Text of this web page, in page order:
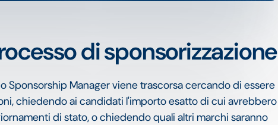
di sponsorizzazione
Sponsorship Manager viene trascorsa cercando di essere
chiedendo ai candidati l'importo esatto di cui avrebbero
di stato, o chiedendo quali altri marchi saranno